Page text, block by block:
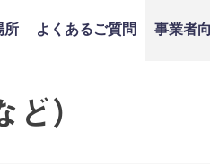
所 よくあるご質問 事業者
）